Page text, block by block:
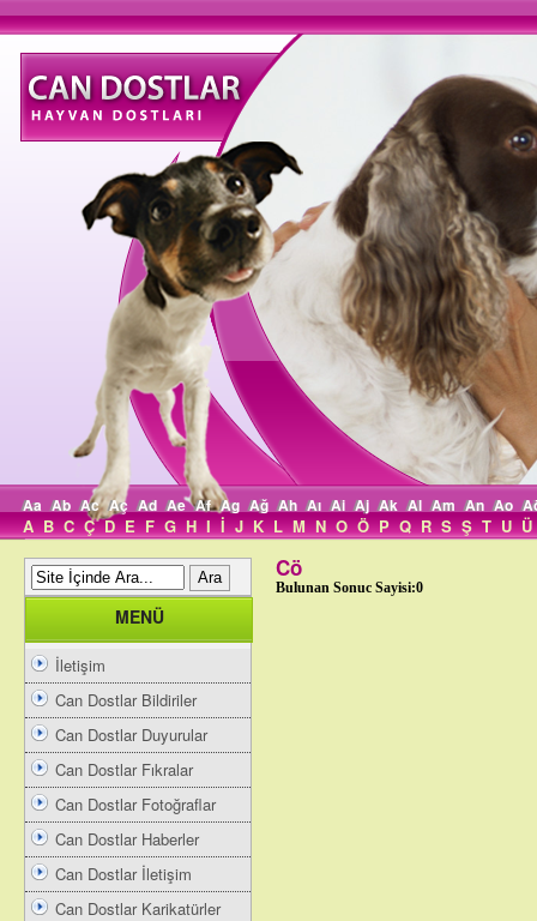
Aa Ab Ac Aç Ad Ae Af Ag Ağ Ah Aı Ai Aj Ak Al Am An Ao
A B C Ç D E F G H I İ J K L M N O Ö P Q R S Ş T U Ü
MENÜ
İletişim
Can Dostlar Bildiriler
Can Dostlar Duyurular
Can Dostlar Fıkralar
Can Dostlar Fotoğraflar
Can Dostlar Haberler
Can Dostlar İletişim
Can Dostlar Karikatürler
Cö
Bulunan Sonuc Sayisi:0